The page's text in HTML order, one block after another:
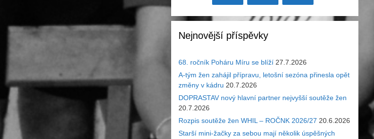
Nejnovější příspěvky
68. ročník Poháru Míru se blíží 27.7.2026
A-tým žen zahájil přípravu, letošní sezóna přinesla opět
změny v kádru 20.7.2026
DOPRASTAV nový hlavní partner nejvyšší soutěže žen
20.7.2026
Rozpis soutěže žen WHIL – ROČNK 2026/27 20.6.2026
Starší mini-žačky za sebou mají několik úspěšných